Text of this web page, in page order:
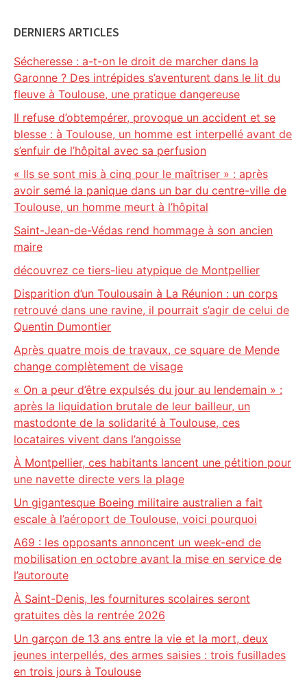
DERNIERS ARTICLES
Sécheresse : a-t-on le droit de marcher dans la
Garonne ? Des intrépides s’aventurent dans le lit du
fleuve à Toulouse, une pratique dangereuse
Il refuse d’obtempérer, provoque un accident et se
blesse : à Toulouse, un homme est interpellé avant de
s’enfuir de l’hôpital avec sa perfusion
« Ils se sont mis à cinq pour le maîtriser » : après
avoir semé la panique dans un bar du centre-ville de
Toulouse, un homme meurt à l’hôpital
Saint-Jean-de-Védas rend hommage à son ancien
maire
découvrez ce tiers-lieu atypique de Montpellier
Disparition d’un Toulousain à La Réunion : un corps
retrouvé dans une ravine, il pourrait s’agir de celui de
Quentin Dumontier
Après quatre mois de travaux, ce square de Mende
change complètement de visage
« On a peur d’être expulsés du jour au lendemain » :
après la liquidation brutale de leur bailleur, un
mastodonte de la solidarité à Toulouse, ces
locataires vivent dans l’angoisse
À Montpellier, ces habitants lancent une pétition pour
une navette directe vers la plage
Un gigantesque Boeing militaire australien a fait
escale à l’aéroport de Toulouse, voici pourquoi
A69 : les opposants annoncent un week-end de
mobilisation en octobre avant la mise en service de
l’autoroute
À Saint-Denis, les fournitures scolaires seront
gratuites dès la rentrée 2026
Un garçon de 13 ans entre la vie et la mort, deux
jeunes interpellés, des armes saisies : trois fusillades
en trois jours à Toulouse